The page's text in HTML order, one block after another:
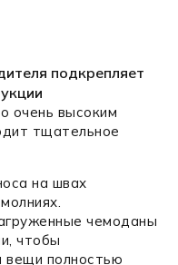
подкрепляет
очень высоким
тщательное
на швах
чемоданы
чтобы
вещи полностью